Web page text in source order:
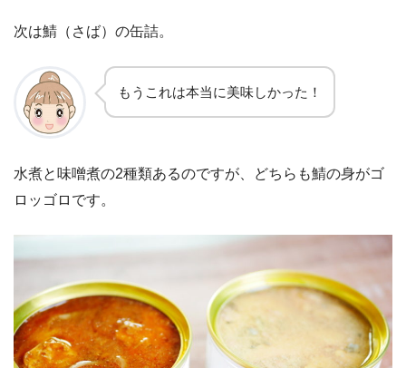
次は鯖（さば）の缶詰。
もうこれは本当に美味しかった！
水煮と味噌煮の2種類あるのですが、どちらも鯖の身がゴ
ロッゴロです。